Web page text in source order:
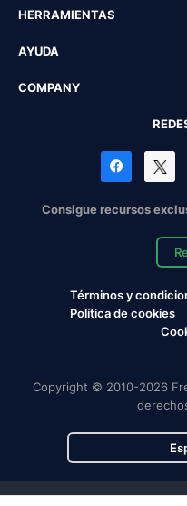
HERRAMIENTAS
AYUDA
COMPANY
Consigue recursos
Términos y
Política de cookies
Copyright © 2010-2026